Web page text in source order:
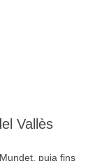
Vallès
puja fins